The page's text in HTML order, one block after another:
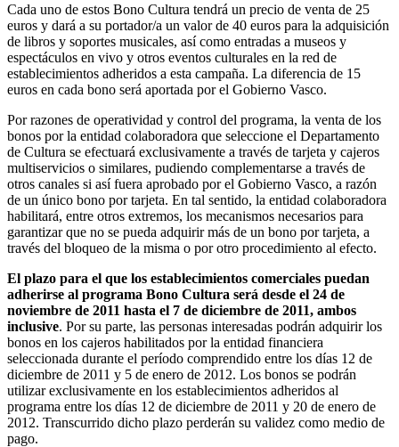
Cada uno de estos Bono Cultura tendrá un precio de venta de 25
euros y dará a su portador/a un valor de 40 euros para la adquisición
de libros y soportes musicales, así como entradas a museos y
espectáculos en vivo y otros eventos culturales en la red de
establecimientos adheridos a esta campaña. La diferencia de 15
euros en cada bono será aportada por el Gobierno Vasco.
Por razones de operatividad y control del programa, la venta de los
bonos por la entidad colaboradora que seleccione el Departamento
de Cultura se efectuará exclusivamente a través de tarjeta y cajeros
multiservicios o similares, pudiendo complementarse a través de
otros canales si así fuera aprobado por el Gobierno Vasco, a razón
de un único bono por tarjeta. En tal sentido, la entidad colaboradora
habilitará, entre otros extremos, los mecanismos necesarios para
garantizar que no se pueda adquirir más de un bono por tarjeta, a
través del bloqueo de la misma o por otro procedimiento al efecto.
El plazo para el que los establecimientos comerciales puedan
adherirse al programa Bono Cultura será desde el 24 de
noviembre de 2011 hasta el 7 de diciembre de 2011, ambos
inclusive. Por su parte, las personas interesadas podrán adquirir los
bonos en los cajeros habilitados por la entidad financiera
seleccionada durante el período comprendido entre los días 12 de
diciembre de 2011 y 5 de enero de 2012. Los bonos se podrán
utilizar exclusivamente en los establecimientos adheridos al
programa entre los días 12 de diciembre de 2011 y 20 de enero de
2012. Transcurrido dicho plazo perderán su validez como medio de
pago.